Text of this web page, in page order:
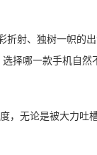
折射、独树一帜的
择哪一款手机自然
，无论是被大力吐